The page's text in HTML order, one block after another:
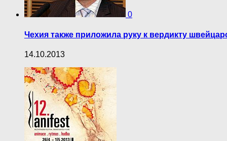
0
Чехия также приложила руку к вердикту
14.10.2013